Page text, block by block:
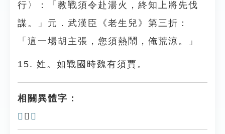
行〉：「教戰須令赴湯火，終知上將先伐
謀。」元．武漢臣《老生兒》第三折：
「這一場胡主張，您須熱鬧，俺荒涼。」
15. 姓。如戰國時魏有須賈。
相關異體字：
𩓣 、 湏